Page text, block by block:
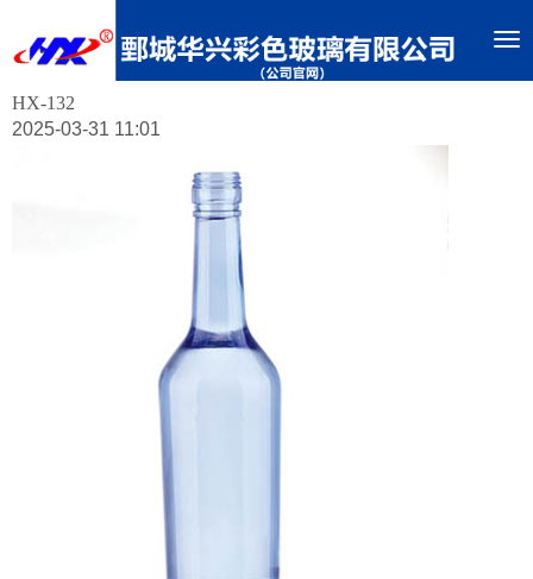
HX-132
2025-03-31 11:01